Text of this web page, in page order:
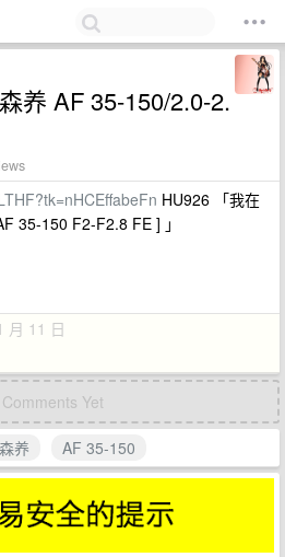
养 AF 35-150/2.0-2.
HU926 「我在
35-150 F2-F2.8 FE ] 」
月 11 日
Yet
养 AF 35-150